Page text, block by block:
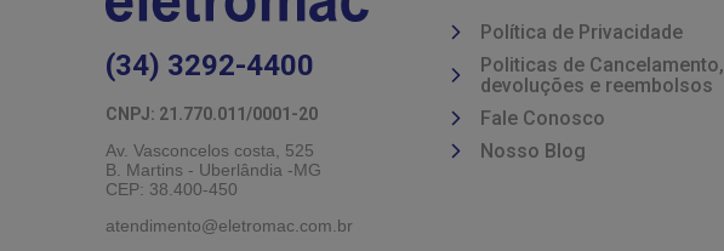
(34) 3292-4400
CNPJ: 21.770.011/0001-20
Av. Vasconcelos costa, 525
B. Martins - Uberlândia -MG
CEP: 38.400-450
atendimento@eletromac.com.br
Política de Privacidade
Politicas de Cancelamento,
devoluções e reembolsos
Fale Conosco
Nosso Blog